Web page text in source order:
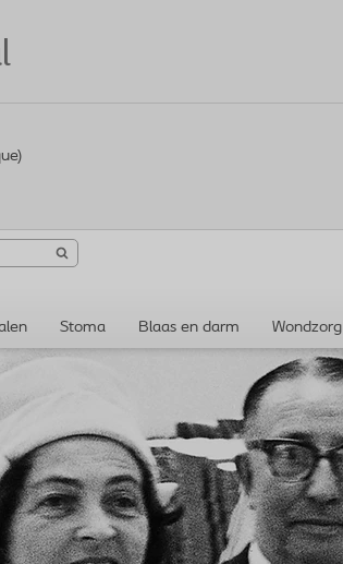
Stoma Blaas en darm Wondzorg